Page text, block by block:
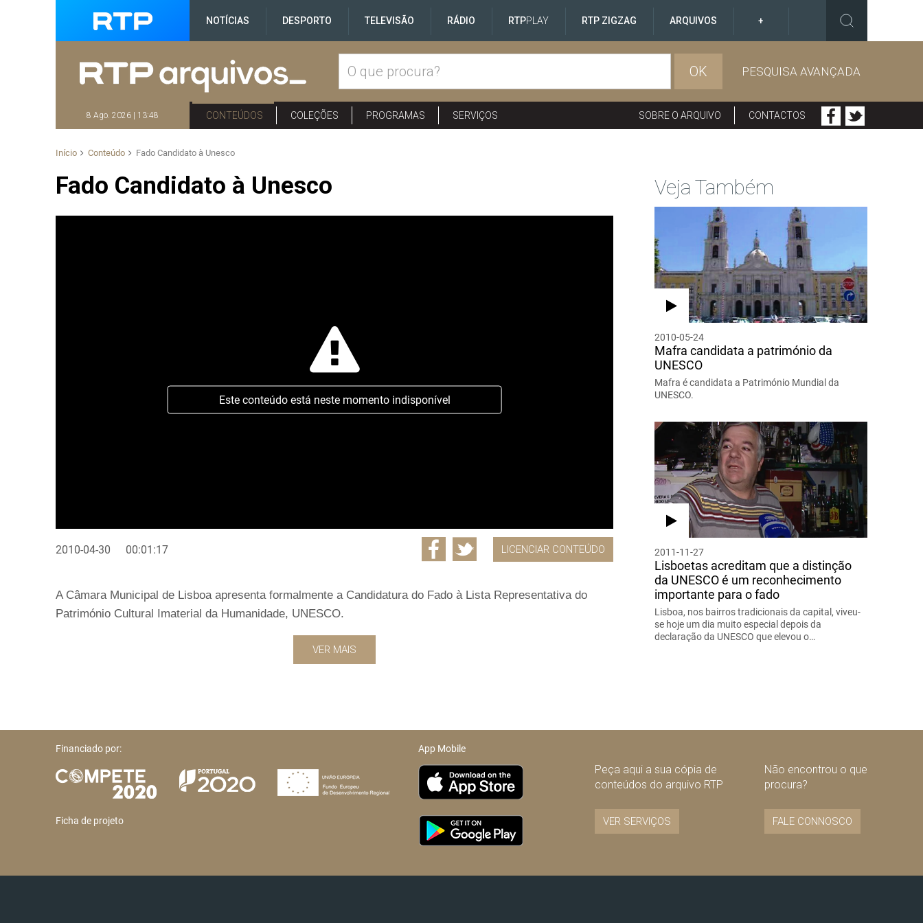
NOTÍCIAS DESPORTO TELEVISÃO RÁDIO RTPPLAY RTP ZIGZAG ARQUIVOS +
OK PESQUISA AVANÇADA
8 Ago. 2026 | 13:48 CONTEÚDOS COLEÇÕES PROGRAMAS SERVIÇOS SOBRE O ARQUIVO CONTACTOS
Início Conteúdo Fado Candidato à Unesco
Fado Candidato à Unesco
Este conteúdo está neste momento indisponível
2010-04-30 00:01:17 LICENCIAR CONTEÚDO
A Câmara Municipal de Lisboa apresenta formalmente a Candidatura do Fado à Lista Representativa do
Património Cultural Imaterial da Humanidade, UNESCO.
VER MAIS
Veja Também
2010-05-24
Mafra candidata a património da
UNESCO
Mafra é candidata a Património Mundial da
UNESCO.
2011-11-27
Lisboetas acreditam que a distinção
da UNESCO é um reconhecimento
importante para o fado
Lisboa, nos bairros tradicionais da capital, viveu-
se hoje um dia muito especial depois da
declaração da UNESCO que elevou o…
Financiado por:
Ficha de projeto
App Mobile
Peça aqui a sua cópia de
conteúdos do arquivo RTP
VER SERVIÇOS
Não encontrou o que
procura?
FALE CONNOSCO